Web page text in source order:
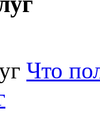
Что